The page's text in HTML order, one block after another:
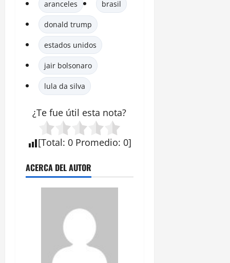
aranceles brasil
donald trump
estados unidos
jair bolsonaro
lula da silva
¿Te fue útil esta nota?
[Total: 0 Promedio: 0]
ACERCA DEL AUTOR